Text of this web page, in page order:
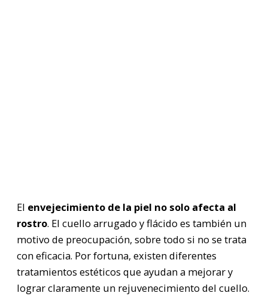
El envejecimiento de la piel no solo afecta al
rostro. El cuello arrugado y flácido es también un
motivo de preocupación, sobre todo si no se trata
con eficacia. Por fortuna, existen diferentes
tratamientos estéticos que ayudan a mejorar y
lograr claramente un rejuvenecimiento del cuello.